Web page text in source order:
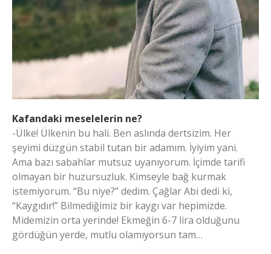
Kafandaki meselelerin ne?
-Ülke! Ülkenin bu hali. Ben aslında dertsizim. Her
şeyimi düzgün stabil tutan bir adamım. İyiyim yani.
Ama bazı sabahlar mutsuz uyanıyorum. İçimde tarifi
olmayan bir huzursuzluk. Kimseyle bağ kurmak
istemiyorum. “Bu niye?” dedim. Çağlar Abi dedi ki,
“Kaygıdır!” Bilmediğimiz bir kaygı var hepimizde.
Midemizin orta yerinde! Ekmeğin 6-7 lira olduğunu
gördüğün yerde, mutlu olamıyorsun tam…